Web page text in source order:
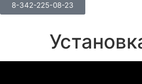
8-342-225-08-23